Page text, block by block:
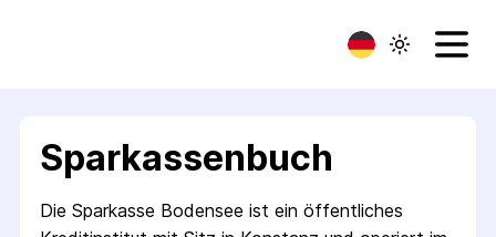
Sparkassenbuch
Die Sparkasse Bodensee ist ein öffentliches